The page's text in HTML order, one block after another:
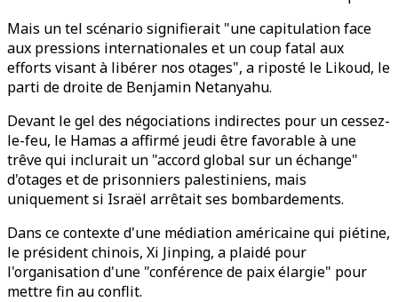
Mais un tel scénario signifierait "une capitulation face
aux pressions internationales et un coup fatal aux
efforts visant à libérer nos otages", a riposté le Likoud, le
parti de droite de Benjamin Netanyahu.
Devant le gel des négociations indirectes pour un cessez-
le-feu, le Hamas a affirmé jeudi être favorable à une
trêve qui inclurait un "accord global sur un échange"
d'otages et de prisonniers palestiniens, mais
uniquement si Israël arrêtait ses bombardements.
Dans ce contexte d'une médiation américaine qui piétine,
le président chinois, Xi Jinping, a plaidé pour
l'organisation d'une "conférence de paix élargie" pour
mettre fin au conflit.